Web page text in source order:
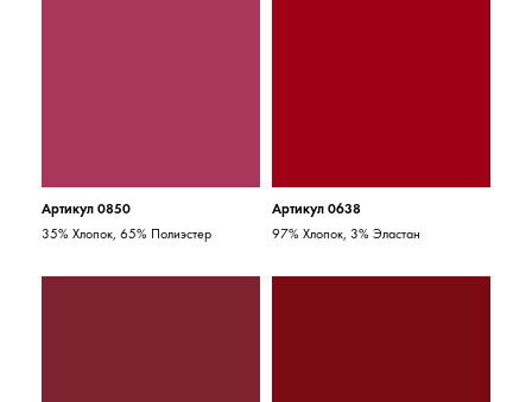
Артикул 0850
35% Хлопок, 65% Полиэстер
Артикул 0638
97% Хлопок, 3% Эластан